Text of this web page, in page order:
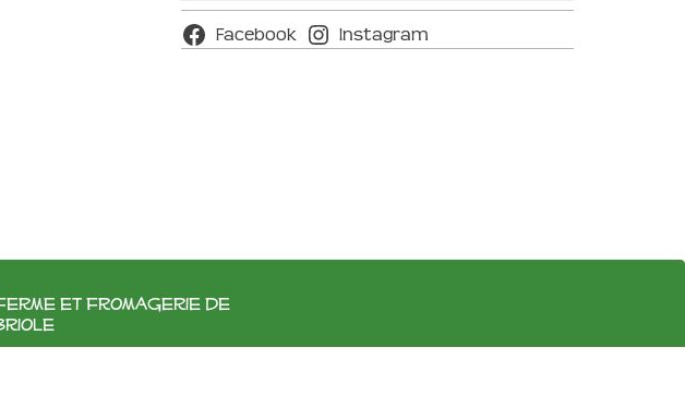
Facebook Instagram
et fromagerie de